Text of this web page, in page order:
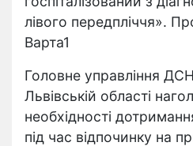
лівого передпліччя».
Варта1
Головне управління
Львівській області
необхідності
під час відпочинку на